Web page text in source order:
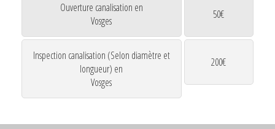
Ouverture canalisation en
Vosges
50€
Inspection canalisation (Selon diamètre et
longueur) en
Vosges
200€